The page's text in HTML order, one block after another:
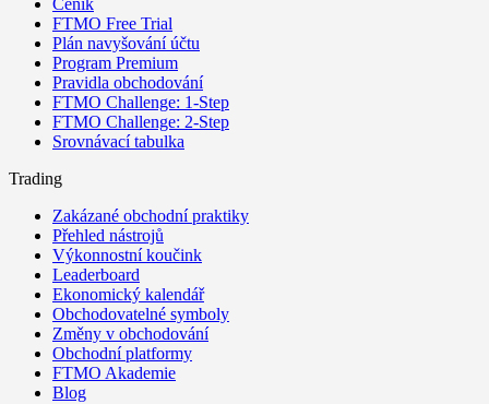
Ceník
FTMO Free Trial
Plán navyšování účtu
Program Premium
Pravidla obchodování
FTMO Challenge: 1-Step
FTMO Challenge: 2-Step
Srovnávací tabulka
Trading
Zakázané obchodní praktiky
Přehled nástrojů
Výkonnostní koučink
Leaderboard
Ekonomický kalendář
Obchodovatelné symboly
Změny v obchodování
Obchodní platformy
FTMO Akademie
Blog